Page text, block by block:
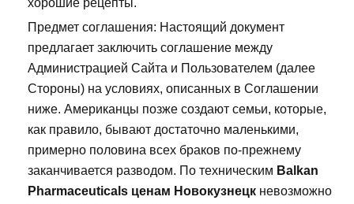
хорошие рецепты.
Предмет соглашения: Настоящий документ
предлагает заключить соглашение между
Администрацией Сайта и Пользователем (далее
Стороны) на условиях, описанных в Соглашении
ниже. Американцы позже создают семьи, которые,
как правило, бывают достаточно маленькими,
примерно половина всех браков по-прежнему
заканчивается разводом. По техническим Balkan
Pharmaceuticals ценам Новокузнецк невозможно